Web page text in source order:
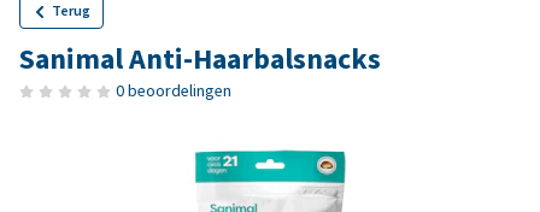
Terug
Sanimal Anti-Haarbalsnacks
0 beoordelingen